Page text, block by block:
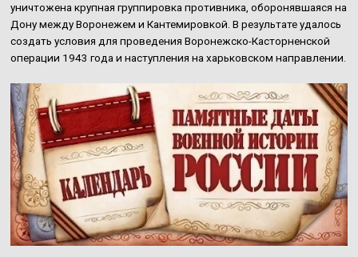
уничтожена крупная группировка противника, оборонявшаяся на
Дону между Воронежем и Кантемировкой. В результате удалось
создать условия для проведения Воронежско-Касторненской
операции 1943 года и наступления на харьковском направлении.